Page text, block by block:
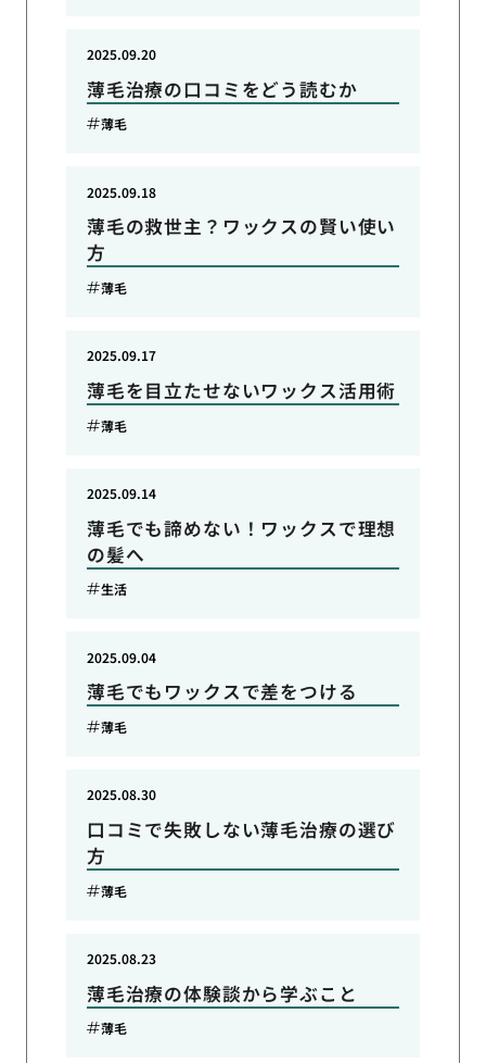
薄毛治療の口コミをどう読むか
2025.09.20
薄毛
薄毛の救世主？ワックスの賢い使い
方
2025.09.18
薄毛
薄毛を目立たせないワックス活用術
2025.09.17
薄毛
薄毛でも諦めない！ワックスで理想
の髪へ
2025.09.14
生活
薄毛でもワックスで差をつける
2025.09.04
薄毛
口コミで失敗しない薄毛治療の選び
方
2025.08.30
薄毛
薄毛治療の体験談から学ぶこと
2025.08.23
薄毛